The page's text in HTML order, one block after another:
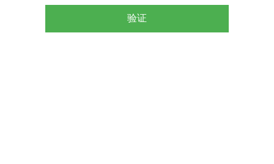
验证